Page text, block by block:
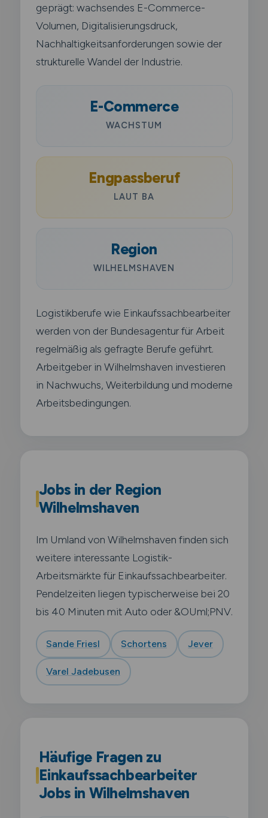
geprägt: wachsendes E-Commerce-
Volumen, Digitalisierungsdruck,
Nachhaltigkeitsanforderungen sowie der
strukturelle Wandel der Industrie.
E-Commerce
WACHSTUM
Engpassberuf
LAUT BA
Region
WILHELMSHAVEN
Logistikberufe wie Einkaufssachbearbeiter
werden von der Bundesagentur für Arbeit
regelmäßig als gefragte Berufe geführt.
Arbeitgeber in Wilhelmshaven investieren
in Nachwuchs, Weiterbildung und moderne
Arbeitsbedingungen.
Jobs in der Region
Wilhelmshaven
Im Umland von Wilhelmshaven finden sich
weitere interessante Logistik-
Arbeitsmärkte für Einkaufssachbearbeiter.
Pendelzeiten liegen typischerweise bei 20
bis 40 Minuten mit Auto oder &OUml;PNV.
Sande Friesl Schortens Jever
Varel Jadebusen
Häufige Fragen zu
Einkaufssachbearbeiter
Jobs in Wilhelmshaven